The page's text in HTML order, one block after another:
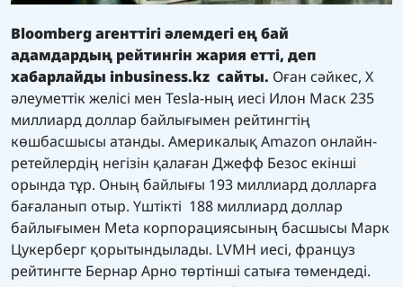
Bloomberg агенттігі әлемдегі ең бай
адамдардың рейтингін жария етті, деп
хабарлайды inbusiness.kz сайты. Оған сәйкес, X
әлеуметтік желісі мен Tesla-ның иесі Илон Маск 235
миллиард доллар байлығымен рейтингтің
көшбасшысы атанды. Америкалық Amazon онлайн-
ретейлердің негізін қалаған Джефф Безос екінші
орында тұр. Оның байлығы 193 миллиард долларға
бағаланып отыр. Үштікті 188 миллиард доллар
байлығымен Meta корпорациясының басшысы Марк
Цукерберг қорытындылады. LVMH иесі, француз
рейтингте Бернар Арно төртінші сатыға төмендеді.